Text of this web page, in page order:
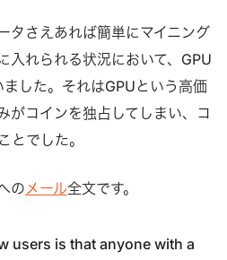
タさえあれば簡単にマイニング
入れられる状況において、GPU
した。それはGPUという高価
がコインを独占してしまい、コ
とでした。
の メール全文です。
users is that anyone with a